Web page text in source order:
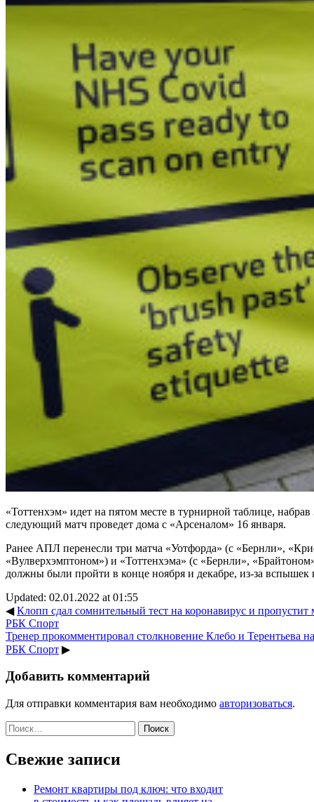
«Тоттенхэм» идет на пятом месте в турнирной таблице,
следующий матч проведет дома с «Арсеналом» 16 января.
Ранее АПЛ перенесли три матча «Уотфорда» (с «Бернли»,
«Вулверхэмптоном») и «Тоттенхэма» (с «Бернли»,
должны были пройти в конце ноября и декабре, из-за вспышек
Updated: 02.01.2022 at 01:55
◀Клопп сдал сомнительный тест на коронавирус и
РБК Спорт
Тренер прокомментировал столкновение Клебо и Терентьева
РБК Спорт ▶
Добавить комментарий
Для отправки комментария вам необходимо авторизоваться.
Найти:
Свежие записи
Ремонт квартиры под ключ: что входит